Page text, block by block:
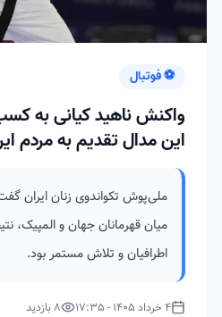
⚽ فوتبال
واکنش ناهید کیانی به
این مدال تقدیم به مردم
ملی‌پوش تکواندوی زنان ایران
میان قهرمانان جهان و المپیک،
اطرافیان و تلاش مستمر بود.
4 خرداد 1405 - 17:35 8 بازدید